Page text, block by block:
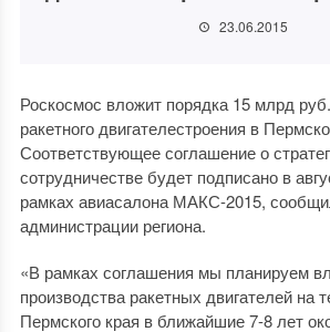
23.06.2015
Роскосмос вложит порядка 15 млрд
ракетного двигателестроения в
Соответствующее соглашение о
сотрудничестве будет подписано в
рамках авиасалона МАКС-2015,
администрации региона.
«В рамках соглашения мы планируем
производства ракетных двигателей на
Пермского края в ближайшие 7-8 лет